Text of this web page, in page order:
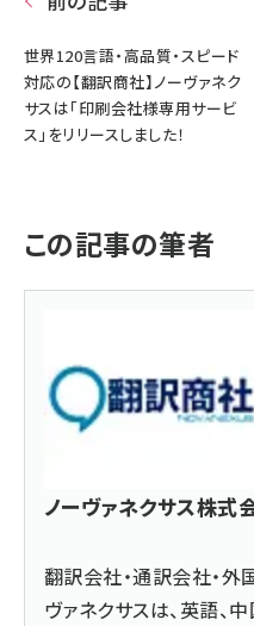
世界120言語・高品質・スピード
対応の【翻訳商社】ノーヴァネク
サスは「印刷会社様専用サービ
ス」をリリースしました！
この記事の筆者
ノーヴァネクサス株式
翻訳会社・通訳会社・
ヴァネクサスは、英語、